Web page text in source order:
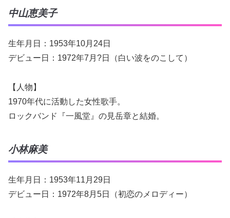
中山恵美子
生年月日：1953年10月24日
デビュー日：1972年7月?日（白い波をのこして）
【人物】
1970年代に活動した女性歌手。
ロックバンド『一風堂』の見岳章と結婚。
小林麻美
生年月日：1953年11月29日
デビュー日：1972年8月5日（初恋のメロディー）